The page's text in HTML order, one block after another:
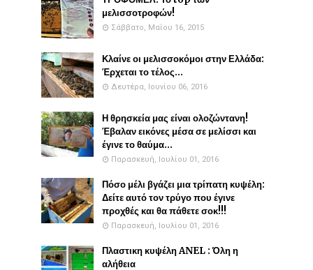
μελισσοτροφών!
Σάββατο, Μαΐου 16, 2015
Κλαίνε οι μελισσοκόμοι στην Ελλάδα:
Έρχεται το τέλος...
Δευτέρα, Ιουνίου 06, 2016
Η θρησκεία μας είναι ολοζώντανη!
Έβαλαν εικόνες μέσα σε μελίσσι και
έγινε το θαύμα...
Παρασκευή, Ιουλίου 01, 2016
Πόσο μέλι βγάζει μια τρίπατη κυψέλη:
Δείτε αυτό τον τρύγο που έγινε
προχθές και θα πάθετε σοκ!!!
Παρασκευή, Ιουλίου 01, 2016
Πλαστικη κυψέλη ANEL : Όλη η
αλήθεια